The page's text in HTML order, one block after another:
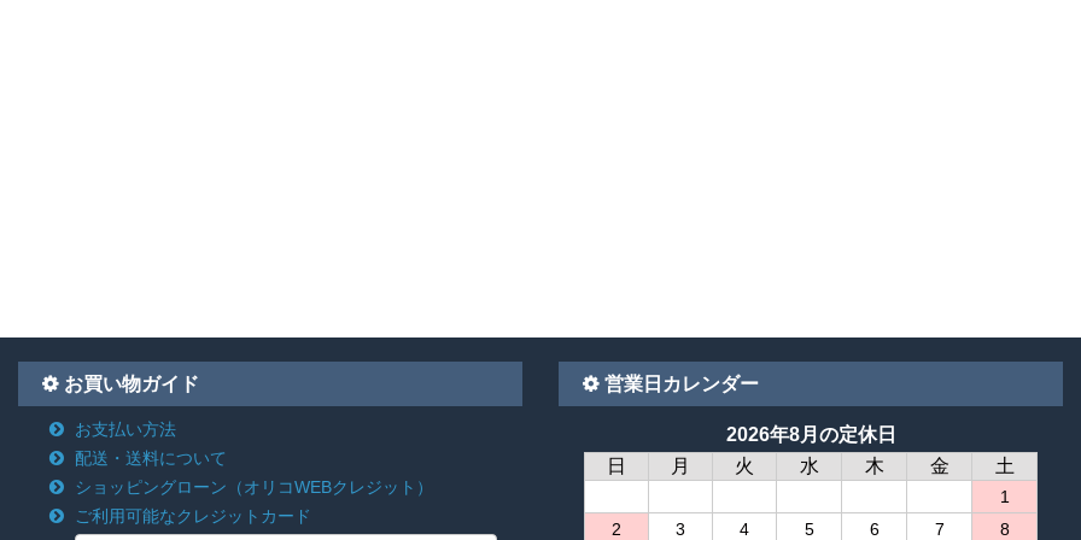
お買い物ガイド
お支払い方法
配送・送料について
ショッピングローン （オリコWEBクレジット）
ご利用可能なクレジットカード
営業日カレンダー
2026年8月の定休日
日
月 火 水 木 金 土
1
2
3 4 5 6 7 8